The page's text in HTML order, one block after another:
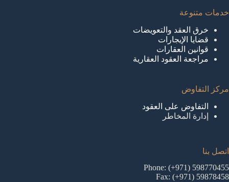
خدمات متنوعة
خرق العقد والتعويضات
قضايا الإيجارات
قوانين العقارات
مراجعة العقود العقارية
مركز التفاوض
التفاوض على العقود
إدارة المخاطر
اتصل بنا
Phone: (+971) 598770455
Fax: (+971) 59878458